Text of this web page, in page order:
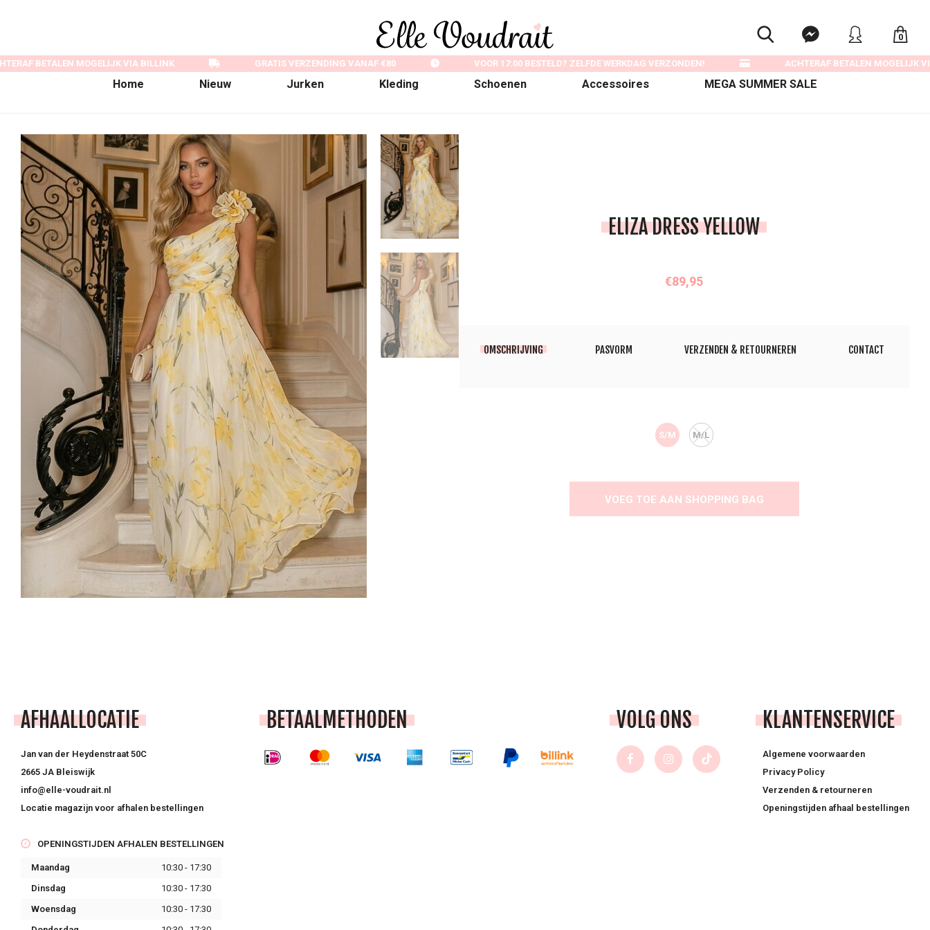
0
Home Nieuw Jurken Kleding Schoenen Accessoires MEGA SUMMER SALE
BETALEN MOGELIJK VIA BILLINK GRATIS VERZENDING VANAF €80 VOOR 17:00 BESTELD? ZELFDE WERKDAG VERZONDEN! ACHTERAF BETALEN MOGELIJK
ELIZA DRESS YELLOW
€89,95
OMSCHRIJVING PASVORM VERZENDEN & RETOURNEREN CONTACT
S/M M/L
VOEG TOE AAN SHOPPING BAG
AFHAALLOCATIE
Jan van der Heydenstraat 50C
2665 JA Bleiswijk
info@elle-voudrait.nl
Locatie magazijn voor afhalen bestellingen
OPENINGSTIJDEN AFHALEN BESTELLINGEN
Maandag
10:30 - 17:30
Dinsdag
10:30 - 17:30
Woensdag
10:30 - 17:30
BETAALMETHODEN VOLG ONS KLANTENSERVICE
Algemene voorwaarden
Privacy Policy
Verzenden & retourneren
Openingstijden afhaal bestellingen